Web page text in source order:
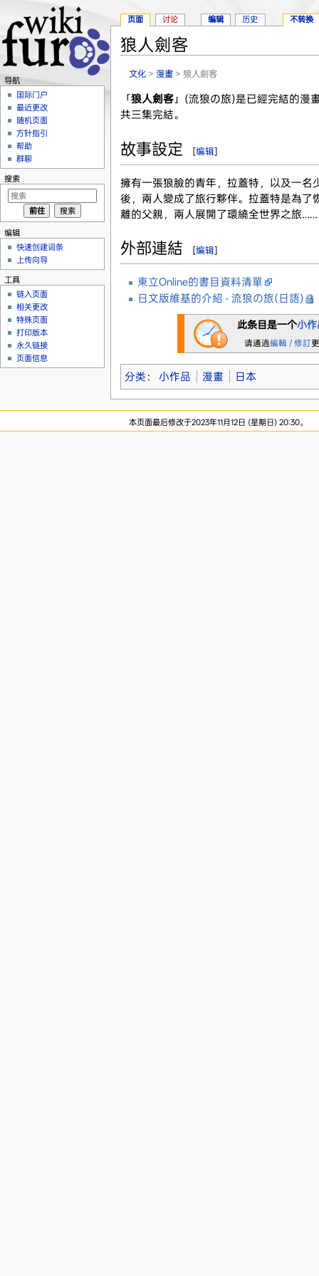
狼人劍客
文化 >漫畫 > 狼人劍客
「狼人劍客」(流狼の旅)是已經完結的漫
共三集完結。
故事設定 [编辑]
擁有一張狼臉的青年，拉蓋特，以及一
後，兩人變成了旅行夥伴。拉蓋特是為
離的父親，兩人展開了環繞全世界之旅……
外部連結 [编辑]
東立Online的書目資料清單
日文版維基的介紹 - 流狼の旅(日語)
此条目是一个小作
请通過編輯 / 修訂
分类 ： 小作品 漫畫 日本
页面 讨论 编辑 历史 不转换
导航
国际门户
最近更改
随机页面
方针指引
帮助
群聊
搜索
编辑
快速创建词条
上传向导
工具
链入页面
相关更改
特殊页面
打印版本
永久链接
页面信息
本页面最后修改于2023年11月12日 (星期日) 20:30。